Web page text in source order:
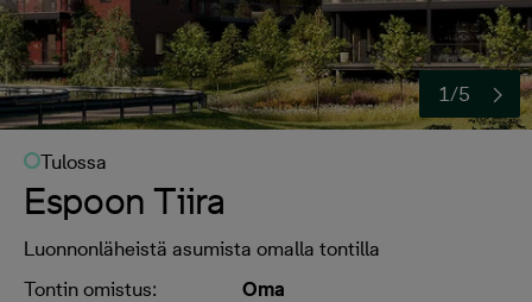
1/5
Tulossa
Espoon Tiira
Luonnonläheistä asumista omalla tontilla
Tontin omistus:
Oma